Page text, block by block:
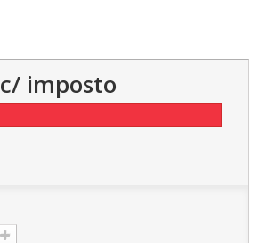
c/ imposto